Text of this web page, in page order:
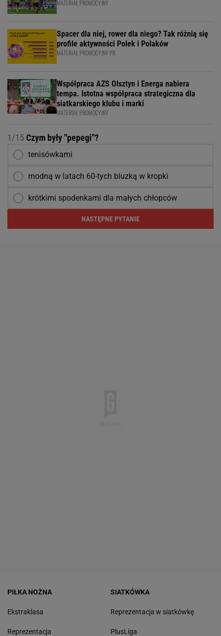
MATERIAŁ PROMOCYJNY
Spacer dla niej, rower dla niego? Tak różnią się
profile aktywności Polek i Polaków
MATERIAŁ PROMOCYJNY PR
Współpraca AZS Olsztyn i Energa nabiera
tempa. Istotna współpraca strategiczna dla
siatkarskiego klubu i marki
MATERIAŁ PROMOCYJNY
1/15 Czym były ''pepegi''?
tenisówkami
modną w latach 60-tych bluzką w kropki
krótkimi spodenkami dla małych chłopców
NASTĘPNE PYTANIE
PIŁKA NOŻNA
Ekstraklasa
Reprezentacja
SIATKÓWKA
Reprezentacja w siatkówkę
PlusLiga